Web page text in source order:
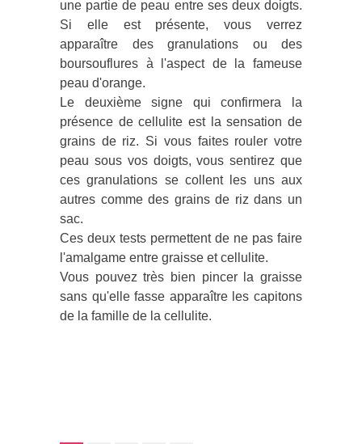
une partie de peau entre ses deux doigts.
Si elle est présente, vous verrez
apparaître des granulations ou des
boursouflures à l'aspect de la fameuse
peau d'orange.
Le deuxième signe qui confirmera la
présence de cellulite est la sensation de
grains de riz. Si vous faites rouler votre
peau sous vos doigts, vous sentirez que
ces granulations se collent les uns aux
autres comme des grains de riz dans un
sac.
Ces deux tests permettent de ne pas faire
l'amalgame entre graisse et cellulite.
Vous pouvez très bien pincer la graisse
sans qu'elle fasse apparaître les capitons
de la famille de la cellulite.